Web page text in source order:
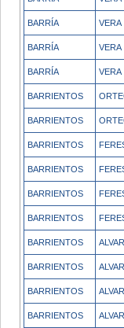
BARRÍA VERA
BARRÍA VERA
BARRÍA VERA
BARRIENTOS
BARRIENTOS
BARRIENTOS
BARRIENTOS
BARRIENTOS
BARRIENTOS
BARRIENTOS
BARRIENTOS
BARRIENTOS
BARRIENTOS